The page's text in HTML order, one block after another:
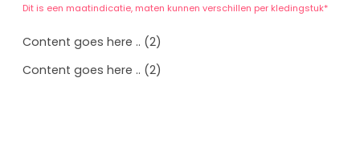
Dit is een maatindicatie, maten kunnen verschillen per kledingstuk*
Content goes here .. (2)
Content goes here .. (2)